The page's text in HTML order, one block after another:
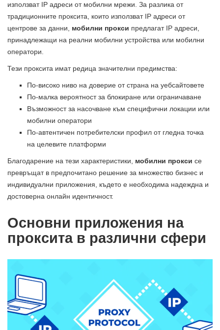
използват IP адреси от мобилни мрежи. За разлика от
традиционните проксита, които използват IP адреси от
центрове за данни, мобилни прокси предлагат IP адреси,
принадлежащи на реални мобилни устройства или мобилни
оператори.
Тези проксита имат редица значителни предимства:
По-високо ниво на доверие от страна на уебсайтовете
По-малка вероятност за блокиране или ограничаване
Възможност за насочване към специфични локации или
мобилни оператори
По-автентичен потребителски профил от гледна точка
на целевите платформи
Благодарение на тези характеристики, мобилни прокси се
превръщат в предпочитано решение за множество бизнес и
индивидуални приложения, където е необходима надеждна и
достоверна онлайн идентичност.
Основни приложения на
проксита в различни сфери